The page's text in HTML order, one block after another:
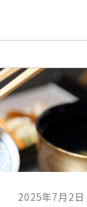
2025年7月2日